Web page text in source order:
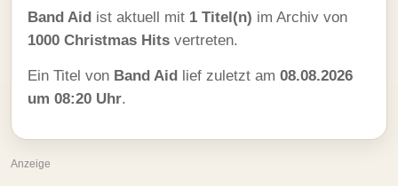
Band Aid ist aktuell mit 1 Titel(n) im Archiv von
1000 Christmas Hits vertreten.
Ein Titel von Band Aid lief zuletzt am 08.08.2026
um 08:20 Uhr.
Anzeige